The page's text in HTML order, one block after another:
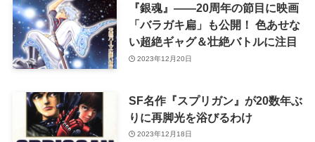
『銀魂』――20周年の節目に映画
「バラガキ扁」も公開！ 色あせな
い超絶ギャグ＆壮絶バトルに注目
2023年12月20日
SF名作『スプリガン』が20数年ぶ
りに再脚光を浴びるわけ
2023年12月18日